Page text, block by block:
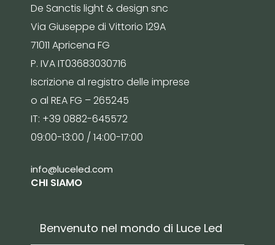
De Sanctis light & design snc
Via Giuseppe di Vittorio 129A
71011 Apricena FG
P. IVA IT03683030716
Iscrizione al registro delle imprese
o al REA FG – 265245
IT: +39 0882-645572
09:00-13:00 / 14:00-17:00
info@luceled.com
CHI SIAMO
Benvenuto nel mondo di Luce Led